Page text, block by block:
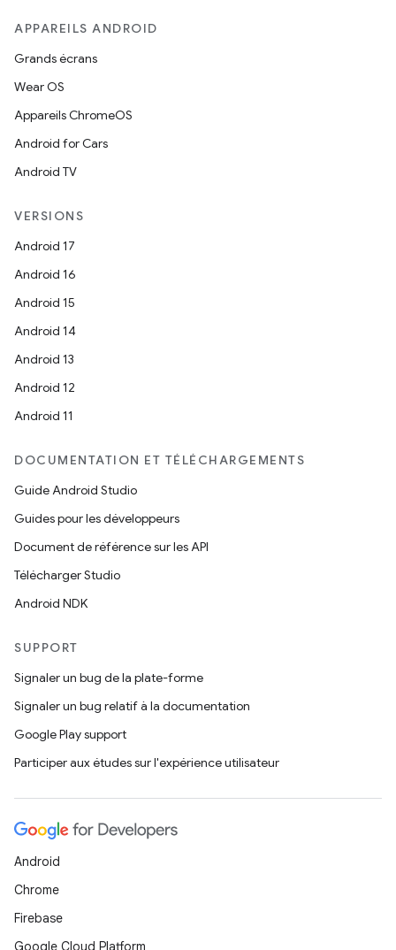
APPAREILS ANDROID
Grands écrans
Wear OS
Appareils ChromeOS
Android for Cars
Android TV
VERSIONS
Android 17
Android 16
Android 15
Android 14
Android 13
Android 12
Android 11
DOCUMENTATION ET TÉLÉCHARGEMENTS
Guide Android Studio
Guides pour les développeurs
Document de référence sur les API
Télécharger Studio
Android NDK
SUPPORT
Signaler un bug de la plate-forme
Signaler un bug relatif à la documentation
Google Play support
Participer aux études sur l'expérience utilisateur
Android
Chrome
Firebase
Google Cloud Platform